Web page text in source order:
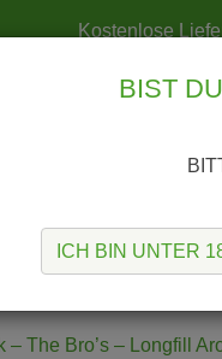
BIST
ICH BIN UNTER
Kostenlose
– The Bro’s – Longfill